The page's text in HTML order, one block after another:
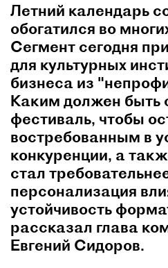
Летний календарь
обогатился во
Сегмент сегодня
для культурных
бизнеса из
Каким должен быть
фестиваль, чтобы
востребованным в
конкуренции, а
стал
персонализация
устойчивость
рассказал глава
Евгений Сидоров.